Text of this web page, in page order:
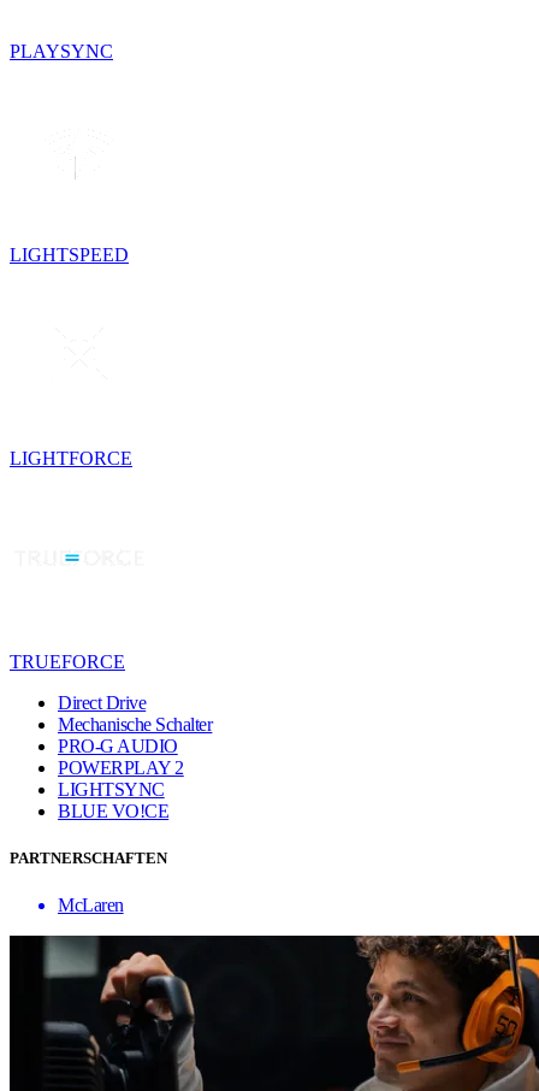
PLAYSYNC
LIGHTSPEED
LIGHTFORCE
TRUEFORCE
Direct Drive
Mechanische Schalter
PRO-G AUDIO
POWERPLAY 2
LIGHTSYNC
BLUE VO!CE
PARTNERSCHAFTEN
McLaren